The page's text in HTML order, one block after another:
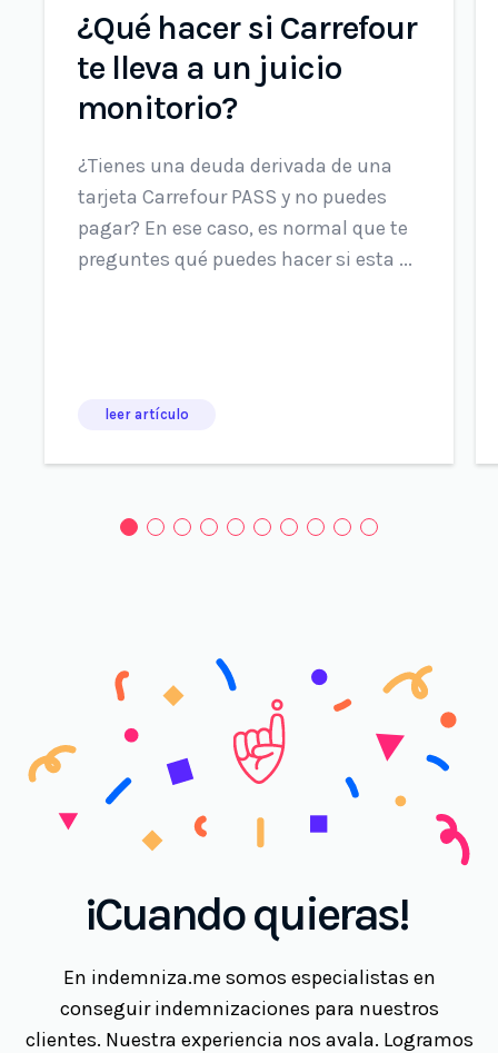
¿Qué hacer si Carrefour
te lleva a un juicio
monitorio?
¿Tienes una deuda derivada de una
tarjeta Carrefour PASS y no puedes
pagar? En ese caso, es normal que te
preguntes qué puedes hacer si esta ...
leer artículo
¡Cuando quieras!
En indemniza.me somos especialistas en
conseguir indemnizaciones para nuestros
clientes. Nuestra experiencia nos avala. Logramos